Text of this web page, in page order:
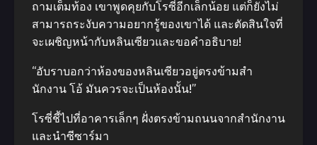
ถามเต็มท้อง เขาพูดคุยกับโรซี่อีกเล็กน้อย แต่ก็ยังไม่
สามารถระงับความอยากรู้ของเขาได้ และตัดสินใจที่
จะเผชิญหน้ากับหลินเซียวและขอคําอธิบาย!
“อับราบอกว่าห้องของหลินเซียวอยู่ตรงข้ามสํา
นักงาน โอ้ มันควรจะเป็นห้องนั้น!”
โรซี่ชี้ไปที่อาคารเล็กๆ ฝั่งตรงข้ามถนนจากสํานักงาน
และนําซีซาร์มา